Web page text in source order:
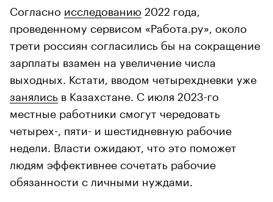
Согласно исследованию 2022 года,
проведенному сервисом «Работа.ру», около
трети россиян согласились бы на сокращение
зарплаты взамен на увеличение числа
выходных. Кстати, вводом четырехдневки уже
занялись в Казахстане. С июля 2023-го
местные работники смогут чередовать
четырех-, пяти- и шестидневную рабочие
недели. Власти ожидают, что это поможет
людям эффективнее сочетать рабочие
обязанности с личными нуждами.